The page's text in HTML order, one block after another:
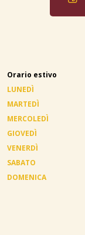
Orario estivo
LUNEDÌ
MARTEDÌ
MERCOLEDÌ
GIOVEDÌ
VENERDÌ
SABATO
DOMENICA